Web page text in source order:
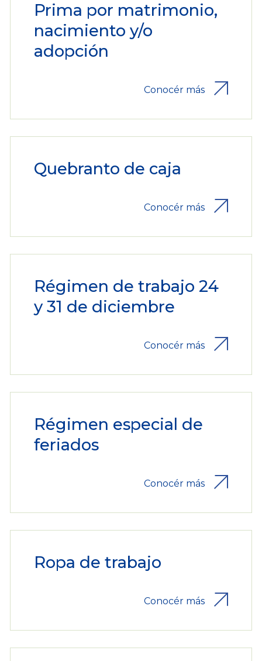
Prima por matrimonio,
nacimiento y/o
adopción
Conocér más
Quebranto de caja
Conocér más
Régimen de trabajo 24
y 31 de diciembre
Conocér más
Régimen especial de
feriados
Conocér más
Ropa de trabajo
Conocér más